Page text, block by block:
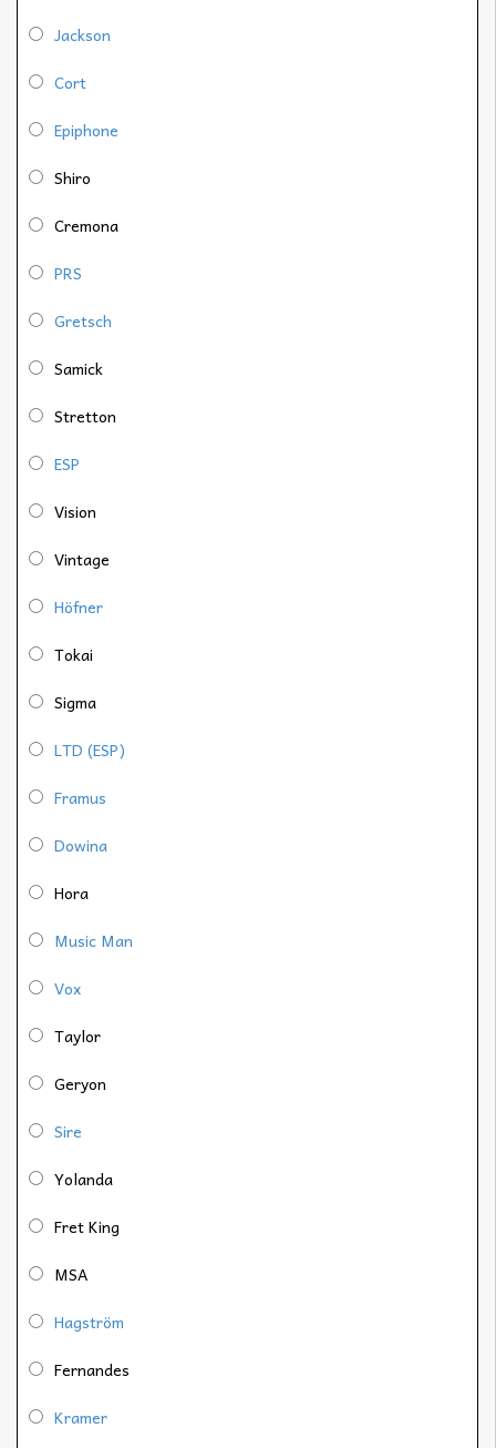
Jackson
Cort
Epiphone
Shiro
Cremona
PRS
Gretsch
Samick
Stretton
ESP
Vision
Vintage
Höfner
Tokai
Sigma
LTD (ESP)
Framus
Dowina
Hora
Music Man
Vox
Taylor
Geryon
Sire
Yolanda
Fret King
MSA
Hagström
Fernandes
Kramer